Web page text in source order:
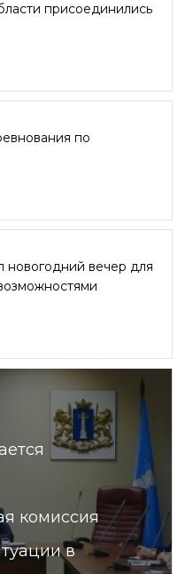
присоединились
по
вечер для
комиссия
в